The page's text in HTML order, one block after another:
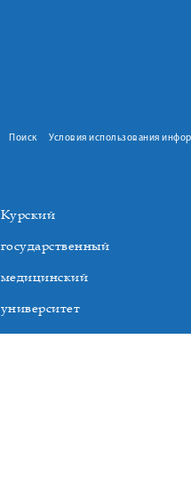
Поиск Условия использования
Курский
государственный
медицинский
университет